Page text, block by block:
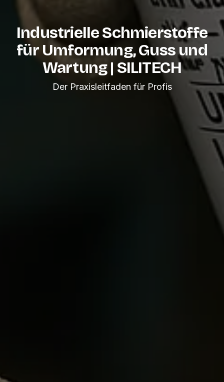
Industrielle Schmierstoffe
für Umformung, Guss und
Wartung | SILITECH
Der Praxisleitfaden für Profis